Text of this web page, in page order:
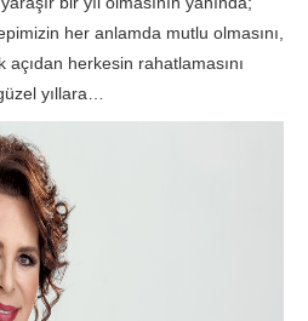
her anlamda mutlu olmasını,
açıdan herkesin rahatlamasını
yıllara…